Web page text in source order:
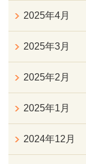
2025年4月
2025年3月
2025年2月
2025年1月
2024年12月